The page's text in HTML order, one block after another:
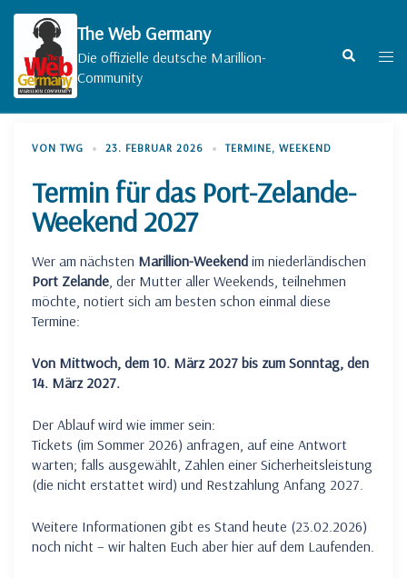
Zum
Inhalt
springen
The Web Germany
Die offizielle deutsche Marillion-
Community
Suche
VONTWG 23. FEBRUAR 2026 TERMINE, WEEKEND
Termin für das Port-Zelande-
Weekend 2027
Wer am nächsten Marillion-Weekend im niederländischen
Port Zelande, der Mutter aller Weekends, teilnehmen
möchte, notiert sich am besten schon einmal diese
Termine:
Von Mittwoch, dem 10. März 2027 bis zum Sonntag, den
14. März 2027.
Der Ablauf wird wie immer sein:
Tickets (im Sommer 2026) anfragen, auf eine Antwort
warten; falls ausgewählt, Zahlen einer Sicherheitsleistung
(die nicht erstattet wird) und Restzahlung Anfang 2027.
Weitere Informationen gibt es Stand heute (23.02.2026)
noch nicht – wir halten Euch aber hier auf dem Laufenden.